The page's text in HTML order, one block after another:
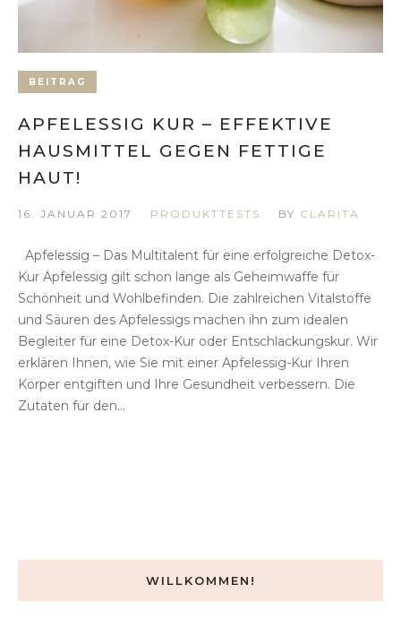
BEITRAG
APFELESSIG KUR – EFFEKTIVE
HAUSMITTEL GEGEN FETTIGE
HAUT!
16. JANUAR 2017 PRODUKTTESTS BY CLARITA
Apfelessig – Das Multitalent für eine erfolgreiche Detox-
Kur Apfelessig gilt schon lange als Geheimwaffe für
Schönheit und Wohlbefinden. Die zahlreichen Vitalstoffe
und Säuren des Apfelessigs machen ihn zum idealen
Begleiter für eine Detox-Kur oder Entschlackungskur. Wir
erklären Ihnen, wie Sie mit einer Apfelessig-Kur Ihren
Körper entgiften und Ihre Gesundheit verbessern. Die
Zutaten für den...
WILLKOMMEN!